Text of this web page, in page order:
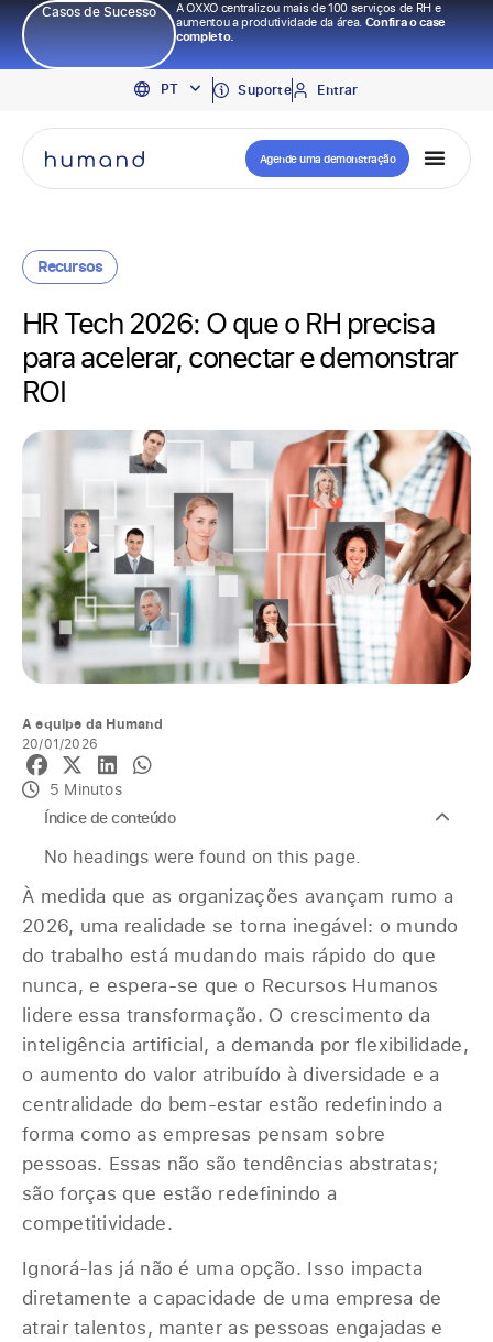
Casos de Sucesso
A OXXO centralizou mais de 100 serviços de RH e
aumentou a produtividade da área.Confira o case
completo.
PT
EN
ES
Suporte Entrar
Agende uma demonstração
Recursos
HR Tech 2026: O que o RH precisa
para acelerar, conectar e demonstrar
ROI
A equipe da Humand
20/01/2026
5 Minutos
Índice de conteúdo
No headings were found on this page.
À medida que as organizações avançam rumo a
2026, uma realidade se torna inegável: o mundo
do trabalho está mudando mais rápido do que
nunca, e espera-se que o Recursos Humanos
lidere essa transformação. O crescimento da
inteligência artificial, a demanda por flexibilidade,
o aumento do valor atribuído à diversidade e a
centralidade do bem-estar estão redefinindo a
forma como as empresas pensam sobre
pessoas. Essas não são tendências abstratas;
são forças que estão redefinindo a
competitividade.
Ignorá-las já não é uma opção. Isso impacta
diretamente a capacidade de uma empresa de
atrair talentos, manter as pessoas engajadas e